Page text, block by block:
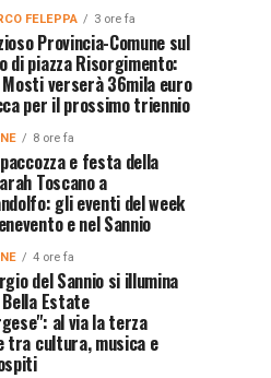
FELEPPA 3 ore fa
Provincia-Comune sul
di piazza Risorgimento:
Mosti verserà 36mila euro
per il prossimo triennio
8 ore fa
e festa della
Toscano a
gli eventi del week
e nel Sannio
4 ore fa
del Sannio si illumina
Estate
al via la terza
tra cultura, musica e